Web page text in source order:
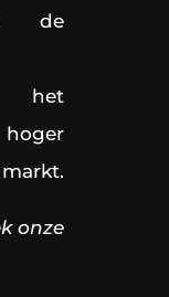
de
het
onze